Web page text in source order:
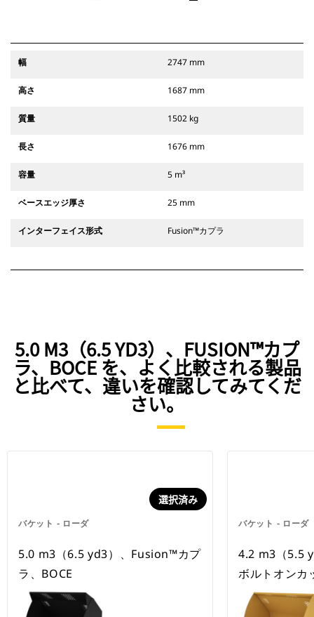
幅 2747 mm
高さ 1687 mm
質量 1502 kg
長さ 1676 mm
容量 5 m³
ベースエッジ厚さ 25 mm
インターフェイス形式 Fusion™カプラ
5.0 M3（6.5 YD3）、FUSION™カプ
ラ、BOCE を、よく比較される製品
と比べて、違いを確認してみてくだ
さい。
バケット - ローダ
選択済み
5.0 m3（6.5 yd3）、Fusion™カプ
ラ、BOCE
バケット - ローダ
4.2 m3（5.5
ボルトオンカ